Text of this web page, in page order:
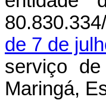
de 7 de
serviço
Maringá,